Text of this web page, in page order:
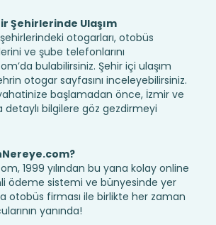
Şehirlerinde Ulaşım
otogarları, otobüs
ve şube telefonlarını
bulabilirsiniz. Şehir içi ulaşım
otogar sayfasını inceleyebilirsiniz.
başlamadan önce, İzmir ve
detaylı bilgilere göz gezdirmeyi
1999 yılından bu yana kolay online
ödeme sistemi ve bünyesinde yer
otobüs firması ile birlikte her zaman
yanında!